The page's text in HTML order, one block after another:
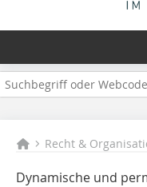
Recht &
Dynamische und